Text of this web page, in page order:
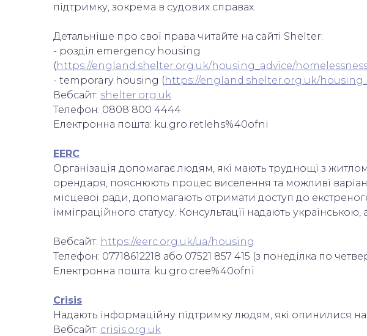
підтримку, зокрема в судових справах.
Детальніше про свої права читайте на сайті Shelter:
- розділ emergency housing
(https://england.shelter.org.uk/housing_advice/
- temporary housing (https://england.shelter.org.uk/
Вебсайт: shelter.org.uk
Телефон: 0808 800 4444
Електронна пошта: ku.gro.retlehs%40ofni
EERC
Організація допомагає людям, які мають труднощі з
орендаря, пояснюють процес виселення та можливі
місцевої ради, допомагають отримати доступ до
імміграційного статусу. Консультації надають
Вебсайт: https://eerc.org.uk/ua/housing
Телефон: 07718612218 або 07521 857 415 (з понеділка по
Електронна пошта: ku.gro.cree%40ofni
Сrisis
Надають інформаційну підтримку людям, які опинилися
Вебсайт: crisis.org.uk